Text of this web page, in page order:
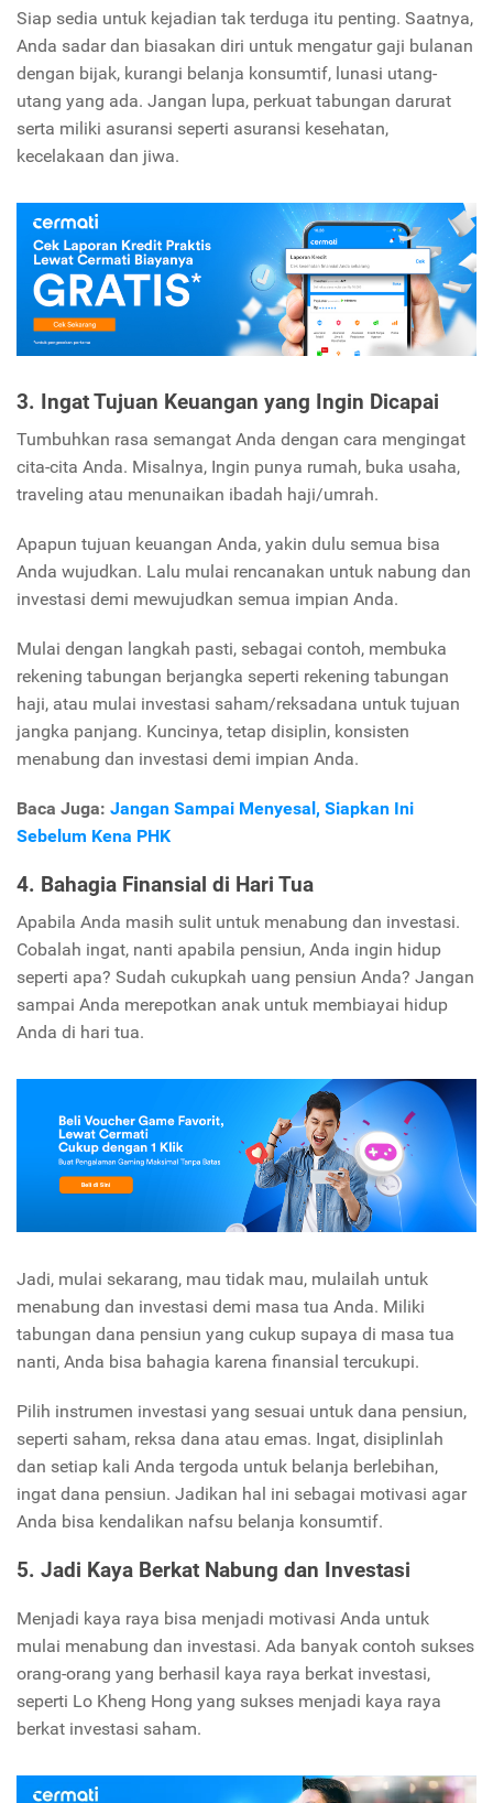
Siap sedia untuk kejadian tak terduga itu penting. Saatnya,
Anda sadar dan biasakan diri untuk mengatur gaji bulanan
dengan bijak, kurangi belanja konsumtif, lunasi utang-
utang yang ada. Jangan lupa, perkuat tabungan darurat
serta miliki asuransi seperti asuransi kesehatan,
kecelakaan dan jiwa.
3. Ingat Tujuan Keuangan yang Ingin Dicapai
Tumbuhkan rasa semangat Anda dengan cara mengingat
cita-cita Anda. Misalnya, Ingin punya rumah, buka usaha,
traveling atau menunaikan ibadah haji/umrah.
Apapun tujuan keuangan Anda, yakin dulu semua bisa
Anda wujudkan. Lalu mulai rencanakan untuk nabung dan
investasi demi mewujudkan semua impian Anda.
Mulai dengan langkah pasti, sebagai contoh, membuka
rekening tabungan berjangka seperti rekening tabungan
haji, atau mulai investasi saham/reksadana untuk tujuan
jangka panjang. Kuncinya, tetap disiplin, konsisten
menabung dan investasi demi impian Anda.
Baca Juga: Jangan Sampai Menyesal, Siapkan Ini
Sebelum Kena PHK
4. Bahagia Finansial di Hari Tua
Apabila Anda masih sulit untuk menabung dan investasi.
Cobalah ingat, nanti apabila pensiun, Anda ingin hidup
seperti apa? Sudah cukupkah uang pensiun Anda? Jangan
sampai Anda merepotkan anak untuk membiayai hidup
Anda di hari tua.
Jadi, mulai sekarang, mau tidak mau, mulailah untuk
menabung dan investasi demi masa tua Anda. Miliki
tabungan dana pensiun yang cukup supaya di masa tua
nanti, Anda bisa bahagia karena finansial tercukupi.
Pilih instrumen investasi yang sesuai untuk dana pensiun,
seperti saham, reksa dana atau emas. Ingat, disiplinlah
dan setiap kali Anda tergoda untuk belanja berlebihan,
ingat dana pensiun. Jadikan hal ini sebagai motivasi agar
Anda bisa kendalikan nafsu belanja konsumtif.
5. Jadi Kaya Berkat Nabung dan Investasi
Menjadi kaya raya bisa menjadi motivasi Anda untuk
mulai menabung dan investasi. Ada banyak contoh sukses
orang-orang yang berhasil kaya raya berkat investasi,
seperti Lo Kheng Hong yang sukses menjadi kaya raya
berkat investasi saham.